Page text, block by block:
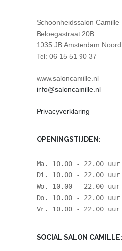
Schoonheidssalon Camille
Beloegastraat 20B
1035 JB Amsterdam Noord
Tel: 06 15 51 90 37
www.saloncamille.nl
info@saloncamille.nl
Privacyverklaring
OPENINGSTIJDEN:
Ma. 10.00 - 22.00 uur
Di. 10.00 - 22.00 uur
Wo. 10.00 - 22.00 uur
Do. 10.00 - 22.00 uur
Vr. 10.00 - 22.00 uur
SOCIAL SALON CAMILLE: